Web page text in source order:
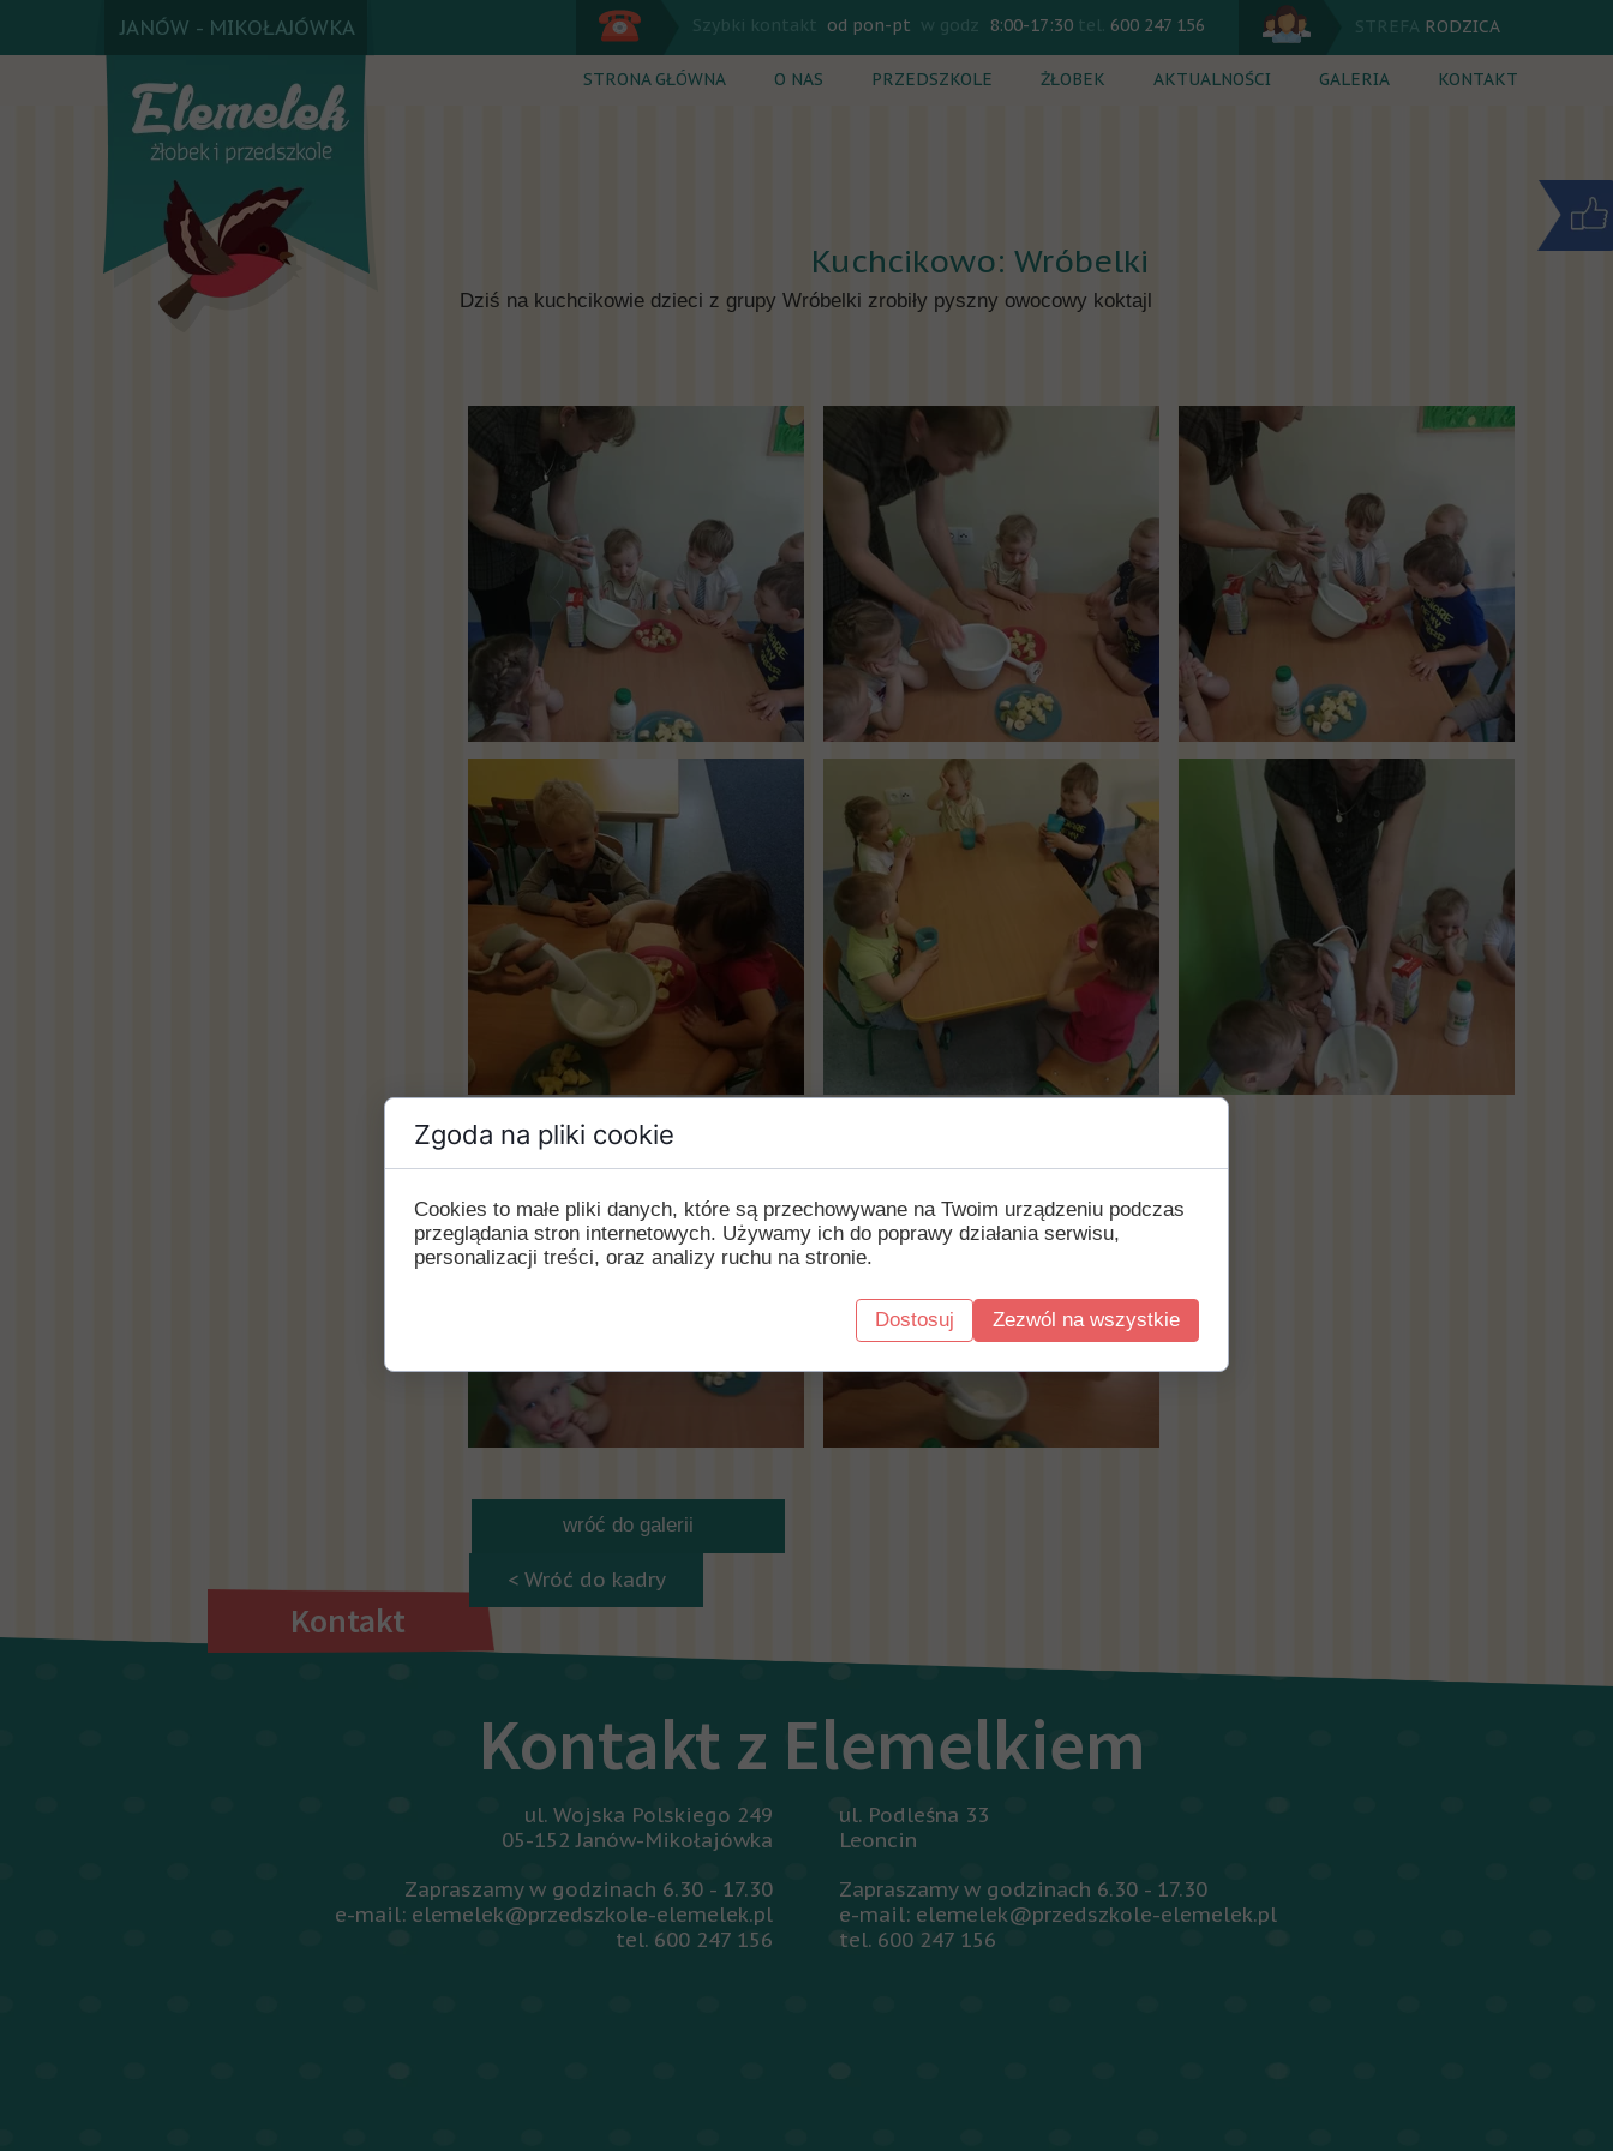
< Wróć do kadry
Kontakt
ul. Podleśna 33
Leoncin
Zapraszamy w godzinach 6.30 - 17.30
e-mail: elemelek@przedszkole-elemelek.pl
tel. 600 247 156
ul. Wojska Polskiego 249
05-152 Janów-Mikołajówka
Zapraszamy w godzinach 6.30 - 17.30
e-mail: elemelek@przedszkole-elemelek.pl
tel. 600 247 156
Kontakt z Elemelkiem
JANÓW - MIKOŁAJÓWKA STREFA RODZICA
STRONA GŁÓWNA O NAS PRZEDSZKOLE
Cennik
ŻŁOBEK
Cennik
AKTUALNOŚCI GALERIA KONTAKT
Szybki kontakt od pon-pt w godz 8:00-17:30 tel. 600 247 156
Dziś na kuchcikowie dzieci z grupy Wróbelki zrobiły pyszny owocowy koktajl
Kuchcikowo: Wróbelki
wróć do galerii
Zgoda na pliki cookie
Cookies to małe pliki danych, które są przechowywane na Twoim urządzeniu podczas
przeglądania stron internetowych. Używamy ich do poprawy działania serwisu,
personalizacji treści, oraz analizy ruchu na stronie.
Dostosuj Zezwól na wszystkie